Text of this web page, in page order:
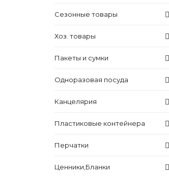
Сезонные товары
Хоз. товары
Пакеты и сумки
Одноразовая посуда
Канцелярия
Пластиковые контейнера
Перчатки
Ценники,Бланки